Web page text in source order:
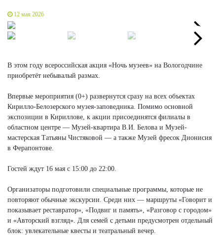
12 мая 2026
Next
В этом году всероссийская акция «Ночь музеев» на Вологодчине
приобретёт небывалый размах.
Впервые мероприятия (0+) развернутся сразу на всех объектах
Кирилло-Белозерского музея-заповедника. Помимо основной
экспозиции в Кириллове, к акции присоединятся филиалы в
областном центре — Музей-квартира В.И. Белова и Музей-
мастерская Татьяны Чистяковой — а также Музей фресок Дионисия
в Ферапонтове.
Гостей ждут 16 мая с 15:00 до 22:00.
Организаторы подготовили специальные программы, которые не
повторяют обычные экскурсии. Среди них — маршруты «Говорит и
показывает реставратор», «Подвиг и память», «Разговор с городом»
и «Авторский взгляд». Для семей с детьми предусмотрен отдельный
блок: увлекательные квесты и театральный вечер.